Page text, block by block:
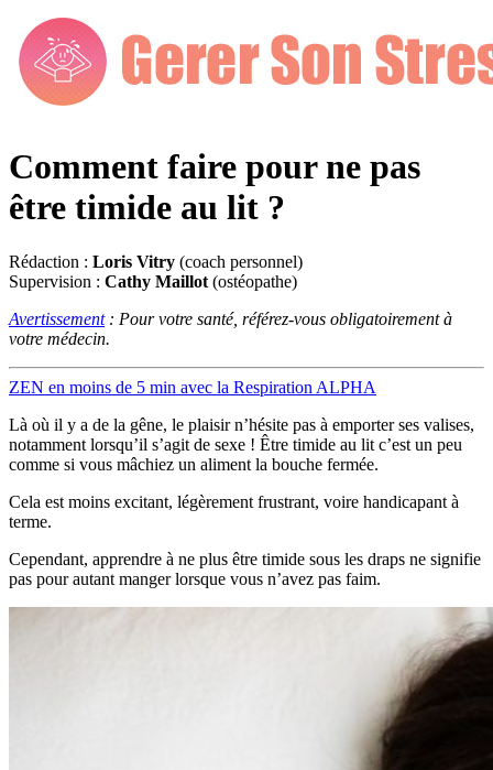
Comment faire pour ne pas
être timide au lit ?
Rédaction : Loris Vitry (coach personnel)
Supervision : Cathy Maillot (ostéopathe)
Avertissement: Pour votre santé, référez-vous obligatoirement à
votre médecin.
ZEN en moins de 5 min avec la Respiration ALPHA
Là où il y a de la gêne, le plaisir n’hésite pas à emporter ses valises,
notamment lorsqu’il s’agit de sexe ! Être timide au lit c’est un peu
comme si vous mâchiez un aliment la bouche fermée.
Cela est moins excitant, légèrement frustrant, voire handicapant à
terme.
Cependant, apprendre à ne plus être timide sous les draps ne signifie
pas pour autant manger lorsque vous n’avez pas faim.